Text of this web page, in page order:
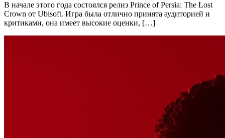
В начале этого года состоялся релиз Prince of Persia: The Lost
Crown от Ubisoft. Игра была отлично принята аудиторией и
критиками, она имеет высокие оценки, […]